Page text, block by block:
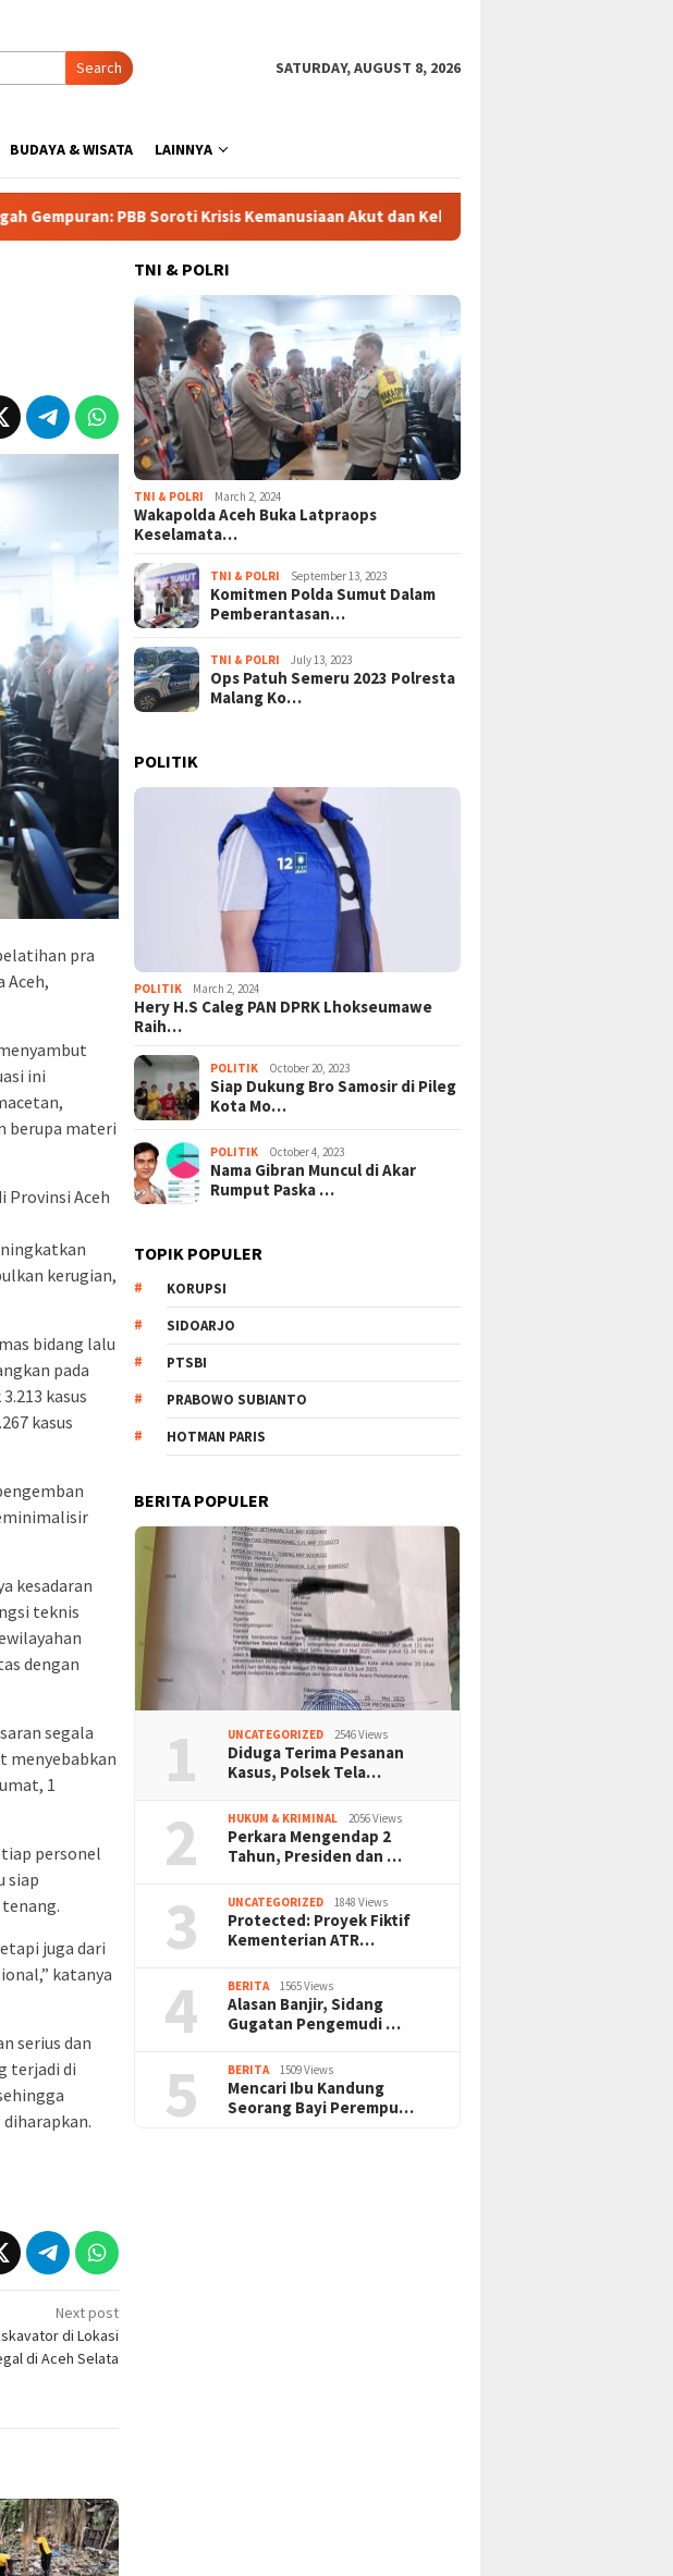
Search SATURDAY, AUGUST 8, 2026
BUDAYA & WISATA LAINNYA
Soroti Krisis Kemanusiaan Akut dan Kekerasan Israel
pra
Aceh,
ini
berupa materi
Provinsi Aceh
kerugian,
bidang lalu
pada
kasus
kasus
kesadaran
teknis
dengan
segala
menyebabkan
1
personel
siap
juga dari
katanya
serius dan
terjadi di
Next post
di Lokasi
di Aceh Selata
TNI & POLRI
TNI & POLRI March 2, 2024
Wakapolda Aceh Buka Latpraops
Keselamata…
TNI & POLRI September 13, 2023
Komitmen Polda Sumut Dalam
Pemberantasan…
TNI & POLRI July 13, 2023
Ops Patuh Semeru 2023 Polresta
Malang Ko…
POLITIK
POLITIK March 2, 2024
Hery H.S Caleg PAN DPRK Lhokseumawe
Raih…
POLITIK October 20, 2023
Siap Dukung Bro Samosir di Pileg
Kota Mo…
POLITIK October 4, 2023
Nama Gibran Muncul di Akar
Rumput Paska …
TOPIK POPULER
KORUPSI
SIDOARJO
PTSBI
PRABOWO SUBIANTO
HOTMAN PARIS
BERITA POPULER
1 UNCATEGORIZED 2546 Views
Diduga Terima Pesanan
Kasus, Polsek Tela…
2 HUKUM & KRIMINAL 2056 Views
Perkara Mengendap 2
Tahun, Presiden dan …
3 UNCATEGORIZED 1848 Views
Protected: Proyek Fiktif
Kementerian ATR…
4 BERITA 1565 Views
Alasan Banjir, Sidang
Gugatan Pengemudi …
5 BERITA 1509 Views
Mencari Ibu Kandung
Seorang Bayi Perempu…